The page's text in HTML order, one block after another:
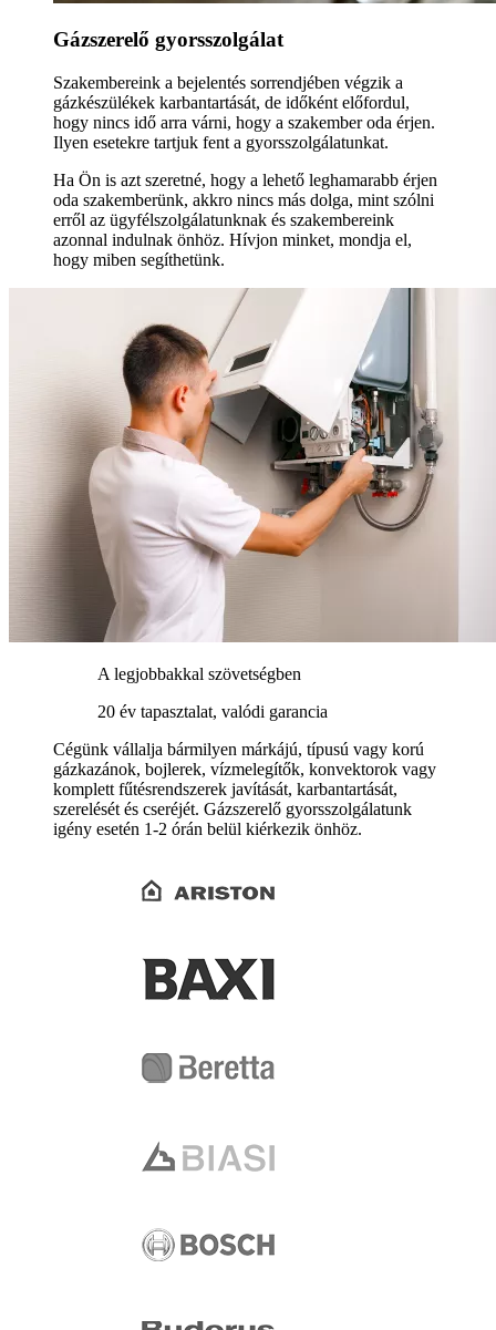
Gázszerelő gyorsszolgálat
Szakembereink a bejelentés sorrendjében végzik a
gázkészülékek karbantartását, de időként előfordul,
hogy nincs idő arra várni, hogy a szakember oda érjen.
Ilyen esetekre tartjuk fent a gyorsszolgálatunkat.
Ha Ön is azt szeretné, hogy a lehető leghamarabb érjen
oda szakemberünk, akkro nincs más dolga, mint szólni
erről az ügyfélszolgálatunknak és szakembereink
azonnal indulnak önhöz. Hívjon minket, mondja el,
hogy miben segíthetünk.
A legjobbakkal szövetségben
20 év tapasztalat, valódi garancia
Cégünk vállalja bármilyen márkájú, típusú vagy korú
gázkazánok, bojlerek, vízmelegítők, konvektorok vagy
komplett fűtésrendszerek javítását, karbantartását,
szerelését és cseréjét. Gázszerelő gyorsszolgálatunk
igény esetén 1-2 órán belül kiérkezik önhöz.